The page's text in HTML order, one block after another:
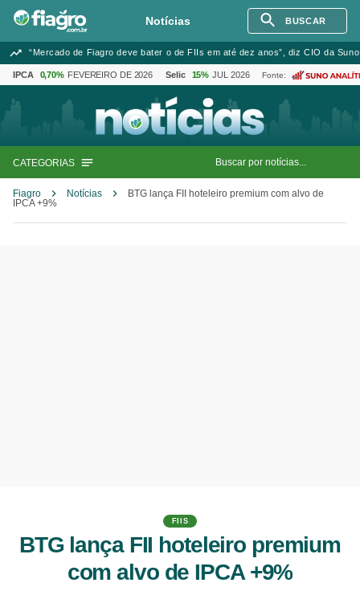
Notícias BUSCAR
“Mercado de Fiagro deve bater o de FIIs em até dez anos”, diz CIO da
IPCA 0,70% FEVEREIRO DE 2026 Selic 15% JUL 2026 Fonte:
CATEGORIAS
Fiagro Notícias
BTG lança FII hoteleiro premium com alvo de
IPCA +9%
FIIS
BTG lança FII hoteleiro premium
com alvo de IPCA +9%